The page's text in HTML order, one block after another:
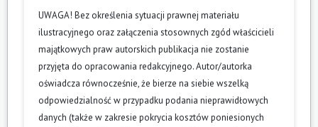
UWAGA! Bez określenia sytuacji prawnej materiału
ilustracyjnego oraz załączenia stosownych zgód właścicieli
majątkowych praw autorskich publikacja nie zostanie
przyjęta do opracowania redakcyjnego. Autor/autorka
oświadcza równocześnie, że bierze na siebie wszelką
odpowiedzialność w przypadku podania nieprawidłowych
danych (także w zakresie pokrycia kosztów poniesionych